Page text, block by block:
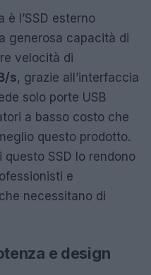
è l’SSD esterno
generosa capacità di
velocità di
s, grazie all’interfaccia
solo porte USB
a basso costo che
questo prodotto.
SSD lo rendono
e
necessitano di
e design